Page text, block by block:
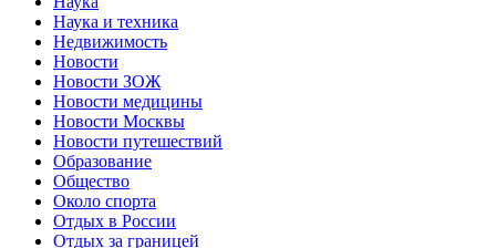
Наука и техника
Недвижимость
Новости
Новости ЗОЖ
Новости медицины
Новости Москвы
Новости путешествий
Образование
Общество
Около спорта
Отдых в России
Отдых за границей